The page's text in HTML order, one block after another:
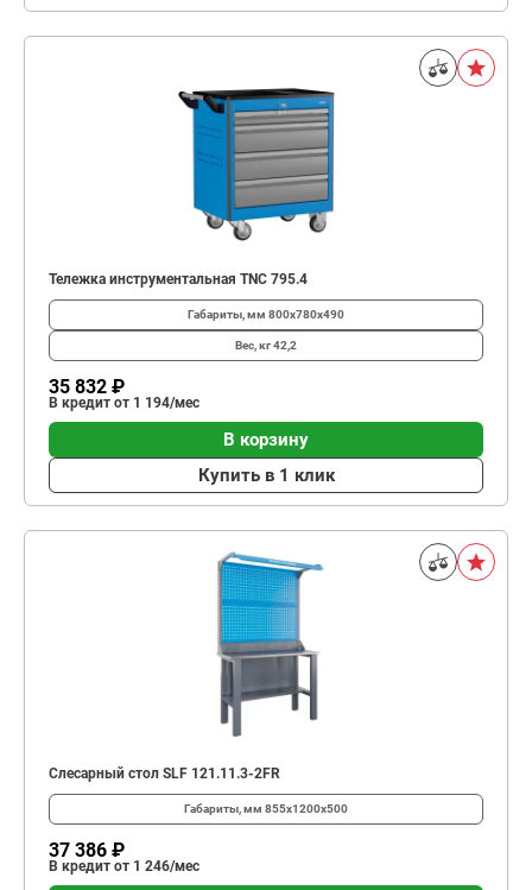
Тележка инструментальная TNC 795.4
Габариты, мм 800x780x490
Вес, кг42,2
35 832 ₽
В кредит от 1 194/мес
В корзину
Купить в 1 клик
Слесарный стол SLF 121.11.3-2FR
Габариты, мм 855x1200x500
37 386 ₽
В кредит от 1 246/мес